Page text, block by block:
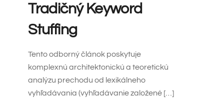
Tradičný Keyword
Stuffing
Tento odborný článok poskytuje
komplexnú architektonickú a teoretickú
analýzu prechodu od lexikálneho
vyhľadávania (vyhľadávanie založené […]